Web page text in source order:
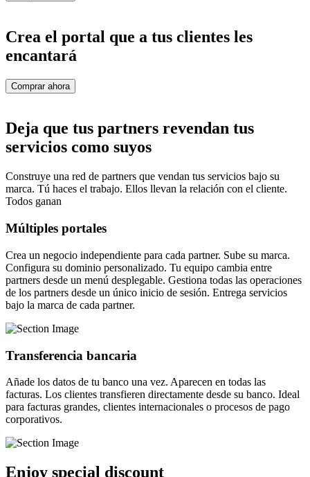
Crea el portal que a tus clientes les
encantará
Comprar ahora
Deja que tus partners revendan tus
servicios como suyos
Construye una red de partners que vendan tus servicios bajo su
marca. Tú haces el trabajo. Ellos llevan la relación con el cliente.
Todos ganan
Múltiples portales
Crea un negocio independiente para cada partner. Sube su marca.
Configura su dominio personalizado. Tu equipo cambia entre
partners desde un menú desplegable. Gestiona todas las operaciones
de los partners desde un único inicio de sesión. Entrega servicios
bajo la marca de cada partner.
Transferencia bancaria
Añade los datos de tu banco una vez. Aparecen en todas las
facturas. Los clientes transfieren directamente desde su banco. Ideal
para facturas grandes, clientes internacionales o procesos de pago
corporativos.
Enjoy special discount